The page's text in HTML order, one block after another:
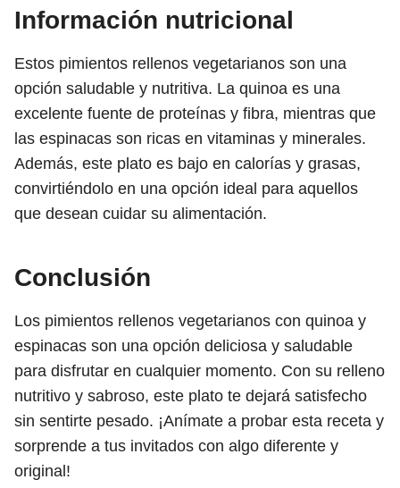
Información nutricional
Estos pimientos rellenos vegetarianos son una
opción saludable y nutritiva. La quinoa es una
excelente fuente de proteínas y fibra, mientras que
las espinacas son ricas en vitaminas y minerales.
Además, este plato es bajo en calorías y grasas,
convirtiéndolo en una opción ideal para aquellos
que desean cuidar su alimentación.
Conclusión
Los pimientos rellenos vegetarianos con quinoa y
espinacas son una opción deliciosa y saludable
para disfrutar en cualquier momento. Con su relleno
nutritivo y sabroso, este plato te dejará satisfecho
sin sentirte pesado. ¡Anímate a probar esta receta y
sorprende a tus invitados con algo diferente y
original!